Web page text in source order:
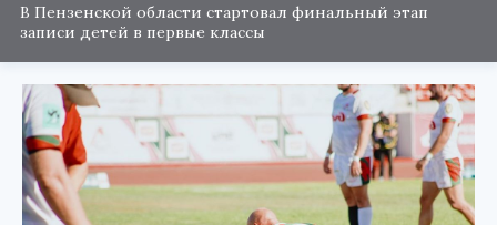
В Пензенской области стартовал финальный этап
записи детей в первые классы